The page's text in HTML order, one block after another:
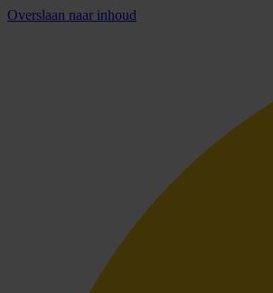
Overslaan naar inhoud